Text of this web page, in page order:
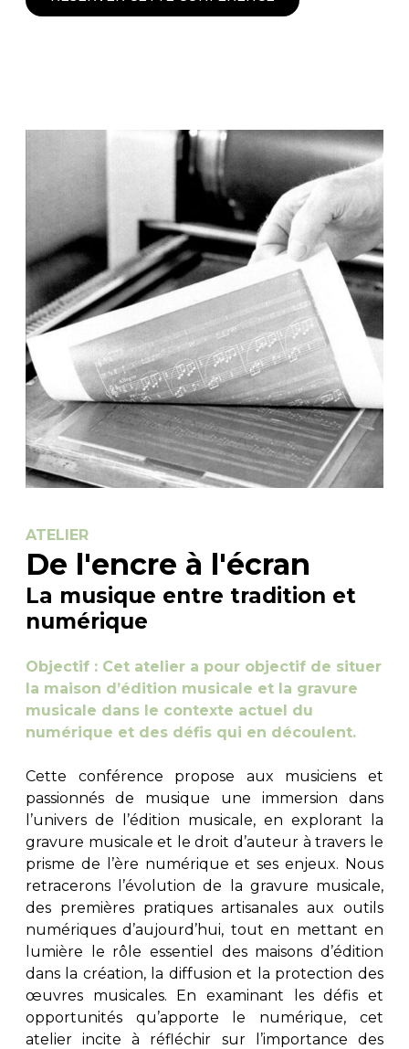
ATELIER
De l'encre à l'écran
La musique entre tradition et
numérique
Objectif : Cet atelier a pour objectif de situer
la maison d’édition musicale et la gravure
musicale dans le contexte actuel du
numérique et des défis qui en découlent.
Cette conférence propose aux musiciens et
passionnés de musique une immersion dans
l’univers de l’édition musicale, en explorant la
gravure musicale et le droit d’auteur à travers le
prisme de l’ère numérique et ses enjeux. Nous
retracerons l’évolution de la gravure musicale,
des premières pratiques artisanales aux outils
numériques d’aujourd’hui, tout en mettant en
lumière le rôle essentiel des maisons d’édition
dans la création, la diffusion et la protection des
œuvres musicales. En examinant les défis et
opportunités qu’apporte le numérique, cet
atelier incite à réfléchir sur l’importance des